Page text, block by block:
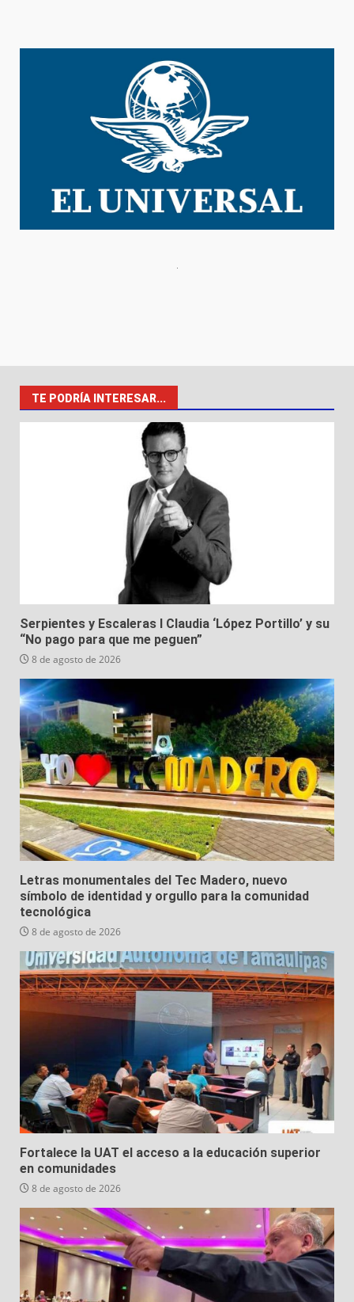
TE PODRÍA INTERESAR...
Serpientes y Escaleras I Claudia ‘López Portillo’ y su
“No pago para que me peguen”
8 de agosto de 2026
Letras monumentales del Tec Madero, nuevo
símbolo de identidad y orgullo para la comunidad
tecnológica
8 de agosto de 2026
Fortalece la UAT el acceso a la educación superior
en comunidades
8 de agosto de 2026